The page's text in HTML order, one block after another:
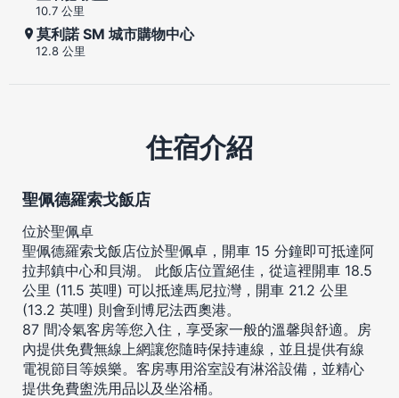
10.7 公里
莫利諾 SM 城市購物中心
12.8 公里
住宿介紹
聖佩德羅索戈飯店
位於聖佩卓
聖佩德羅索戈飯店位於聖佩卓，開車 15 分鐘即可抵達阿
拉邦鎮中心和貝湖。 此飯店位置絕佳，從這裡開車 18.5
公里 (11.5 英哩) 可以抵達馬尼拉灣，開車 21.2 公里
(13.2 英哩) 則會到博尼法西奧港。
87 間冷氣客房等您入住，享受家一般的溫馨與舒適。房
內提供免費無線上網讓您隨時保持連線，並且提供有線
電視節目等娛樂。客房專用浴室設有淋浴設備，並精心
提供免費盥洗用品以及坐浴桶。